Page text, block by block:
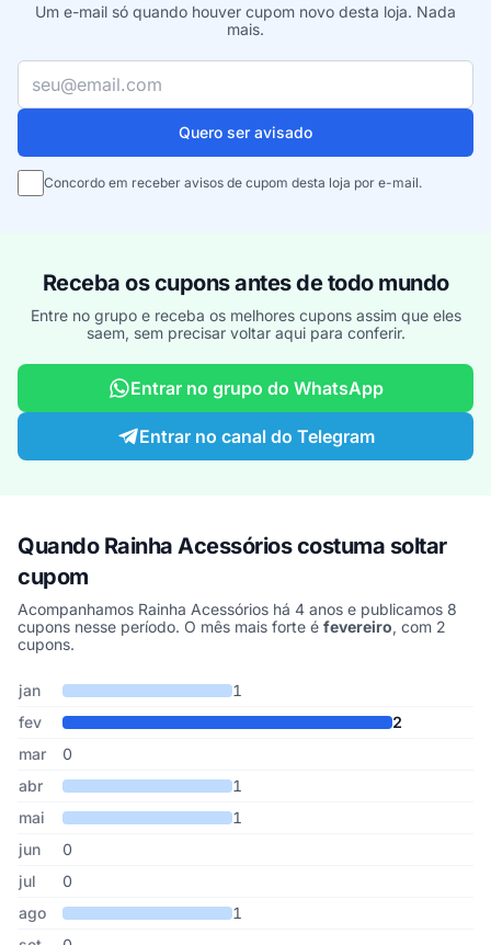
Um e-mail só quando houver cupom novo desta loja. Nada
mais.
Seu e-mail
Quero ser avisado
Concordo em receber avisos de cupom desta loja por e-mail.
Receba os cupons antes de todo mundo
Entre no grupo e receba os melhores cupons assim que eles
saem, sem precisar voltar aqui para conferir.
Entrar no grupo do WhatsApp
Entrar no canal do Telegram
Quando Rainha Acessórios costuma soltar
cupom
Acompanhamos Rainha Acessórios há 4 anos e publicamos 8
cupons nesse período. O mês mais forte é fevereiro, com 2
cupons.
Cupons de Rainha Acessórios publicados por mês, somando os
Mês Cupons publicadosDesconto médio
jan
1
fev
2
mar
0
abr
1
mai
1
jun
0
jul
0
ago
1